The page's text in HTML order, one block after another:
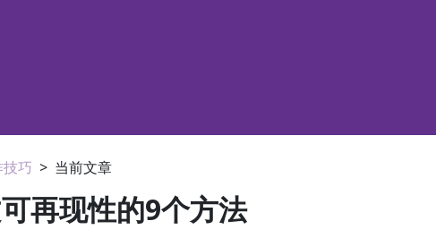
巧 > 当前文章
再现性的9个方法